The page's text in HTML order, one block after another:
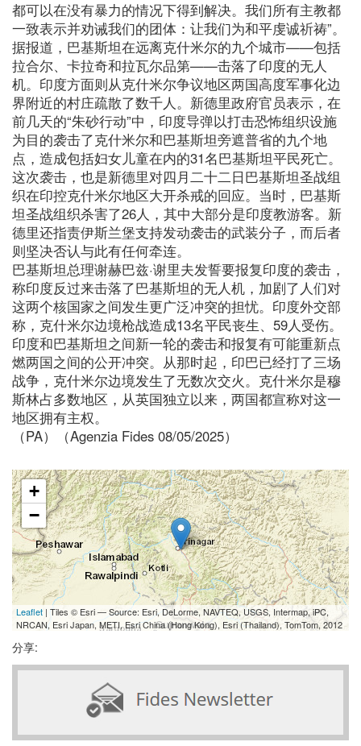
都可以在没有暴力的情况下得到解决。我们所有主教都
一致表示并劝诫我们的团体：让我们为和平虔诚祈祷”。
据报道，巴基斯坦在远离克什米尔的九个城市——包括
拉合尔、卡拉奇和拉瓦尔品第——击落了印度的无人
机。印度方面则从克什米尔争议地区两国高度军事化边
界附近的村庄疏散了数千人。新德里政府官员表示，在
前几天的“朱砂行动”中，印度导弹以打击恐怖组织设施
为目的袭击了克什米尔和巴基斯坦旁遮普省的九个地
点，造成包括妇女儿童在内的31名巴基斯坦平民死亡。
这次袭击，也是新德里对四月二十二日巴基斯坦圣战组
织在印控克什米尔地区大开杀戒的回应。当时，巴基斯
坦圣战组织杀害了26人，其中大部分是印度教游客。新
德里还指责伊斯兰堡支持发动袭击的武装分子，而后者
则坚决否认与此有任何牵连。
巴基斯坦总理谢赫巴兹·谢里夫发誓要报复印度的袭击，
称印度反过来击落了巴基斯坦的无人机，加剧了人们对
这两个核国家之间发生更广泛冲突的担忧。印度外交部
称，克什米尔边境枪战造成13名平民丧生、59人受伤。
印度和巴基斯坦之间新一轮的袭击和报复有可能重新点
燃两国之间的公开冲突。从那时起，印巴已经打了三场
战争，克什米尔边境发生了无数次交火。克什米尔是穆
斯林占多数地区，从英国独立以来，两国都宣称对这一
地区拥有主权。
（PA）（Agenzia Fides 08/05/2025）
+
−
Leaflet | Tiles © Esri — Source: Esri, DeLorme, NAVTEQ, USGS, Intermap, iPC,
NRCAN, Esri Japan, METI, Esri China (Hong Kong), Esri (Thailand), TomTom, 2012
分享: